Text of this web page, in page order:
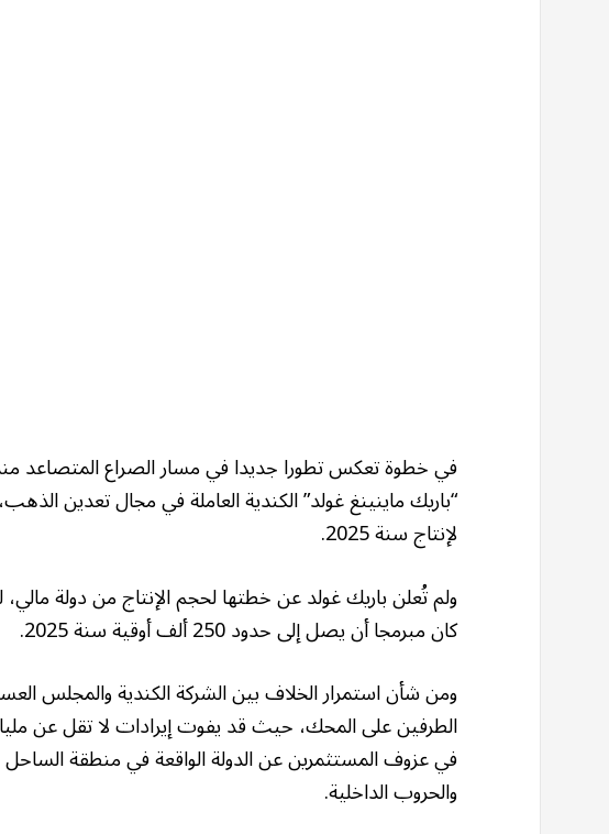
في خطوة تعكس تطورا جديدا في مسار الصراع المتصاعد
“باريك ماينينغ غولد” الكندية العاملة في مجال تعدين
لإنتاج سنة 2025.
ولم تُعلن باريك غولد عن خطتها لحجم الإنتاج من دولة
كان مبرمجا أن يصل إلى حدود 250 ألف أوقية سنة 2025.
ومن شأن استمرار الخلاف بين الشركة الكندية والمجلس
الطرفين على المحك، حيث قد يفوت إيرادات لا تقل عن
في عزوف المستثمرين عن الدولة الواقعة في منطقة الساحل
والحروب الداخلية.